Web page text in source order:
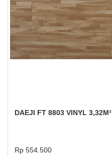
DAEJI FT 8803 VINYL 3,32M²
Rp 554.500